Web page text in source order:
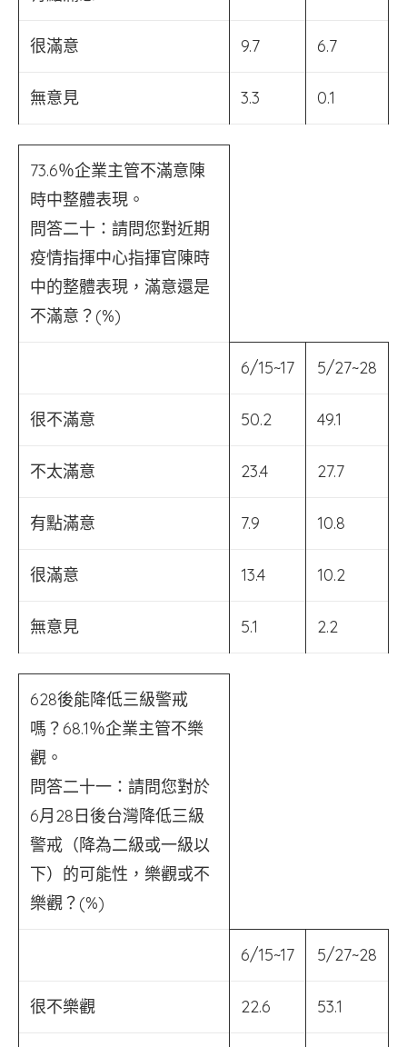
很滿意 9.7 6.7
無意見 3.3 0.1
73.6％企業主管不滿意陳
時中整體表現。
問答二十：請問您對近期
疫情指揮中心指揮官陳時
中的整體表現，滿意還是
不滿意？(%)
6/15~17 5/27~28
很不滿意 50.2 49.1
不太滿意 23.4 27.7
有點滿意 7.9 10.8
很滿意 13.4 10.2
無意見 5.1 2.2
628後能降低三級警戒
嗎？68.1％企業主管不樂
觀。
問答二十一：請問您對於
6月28日後台灣降低三級
警戒（降為二級或一級以
下）的可能性，樂觀或不
樂觀？(%)
6/15~17 5/27~28
很不樂觀 22.6 53.1